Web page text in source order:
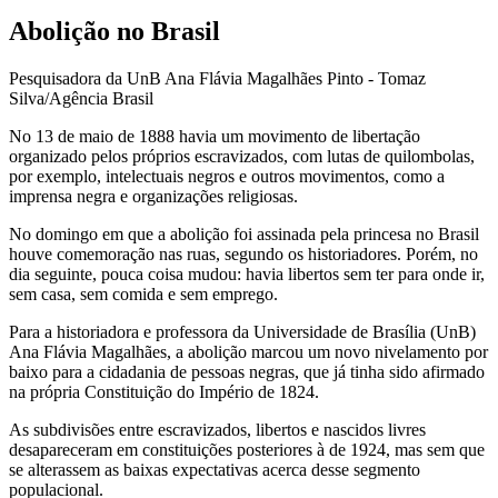
Abolição no Brasil
Pesquisadora da UnB Ana Flávia Magalhães Pinto - Tomaz
Silva/Agência Brasil
No 13 de maio de 1888 havia um movimento de libertação
organizado pelos próprios escravizados, com lutas de quilombolas,
por exemplo, intelectuais negros e outros movimentos, como a
imprensa negra e organizações religiosas.
No domingo em que a abolição foi assinada pela princesa no Brasil
houve comemoração nas ruas, segundo os historiadores. Porém, no
dia seguinte, pouca coisa mudou: havia libertos sem ter para onde ir,
sem casa, sem comida e sem emprego.
Para a historiadora e professora da Universidade de Brasília (UnB)
Ana Flávia Magalhães, a abolição marcou um novo nivelamento por
baixo para a cidadania de pessoas negras, que já tinha sido afirmado
na própria Constituição do Império de 1824.
As subdivisões entre escravizados, libertos e nascidos livres
desapareceram em constituições posteriores à de 1924, mas sem que
se alterassem as baixas expectativas acerca desse segmento
populacional.